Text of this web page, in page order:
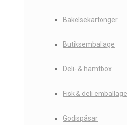
Bakelsekartonger
Butiksemballage
Deli- & hämtbox
Fisk & deli emballage
Godispåsar